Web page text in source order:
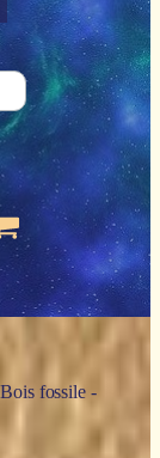
fossile -